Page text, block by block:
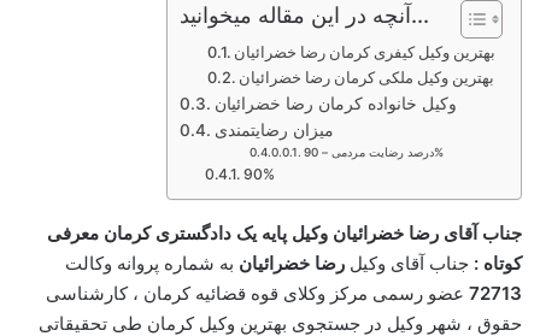
آنچه در این مقاله میخوانید...
بهترین وکیل کیفری کرمان رضا خضرائیان
بهترین وکیل ملکی کرمان رضا خضرائیان
وکیل خانواده کرمان رضا خضرائیان
میزان رضایتمندی
درصد رضایت مردمی – 90%
90%
جناب آقای رضا خضرائیان وکیل پایه یک دادگستری کرمان معرفی
کوتاه : جناب آقای وکیل رضا خضرائیان به شماره پروانه وکالت
72713 عضو رسمی مرکز وکلای قوه قضائیه کرمان ، کارشناسی
حقوق ، شهر وکیل در جستجوی بهترین وکیل کرمان طی تحقیقاتی